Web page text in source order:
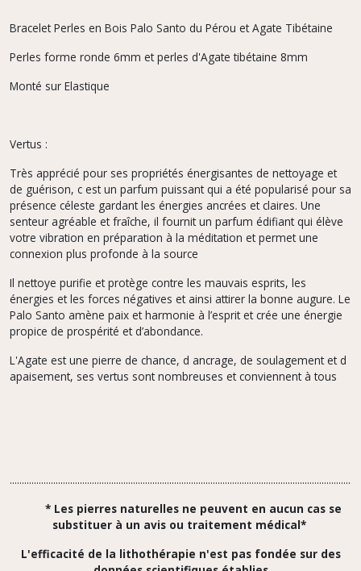
Bracelet Perles en Bois Palo Santo du Pérou et Agate Tibétaine
Perles forme ronde 6mm et perles d'Agate tibétaine 8mm
Monté sur Elastique
Vertus :
Très apprécié pour ses propriétés énergisantes de nettoyage et
de guérison, c est un parfum puissant qui a été popularisé pour sa
présence céleste gardant les énergies ancrées et claires. Une
senteur agréable et fraîche, il fournit un parfum édifiant qui élève
votre vibration en préparation à la méditation et permet une
connexion plus profonde à la source
Il nettoye purifie et protège contre les mauvais esprits, les
énergies et les forces négatives et ainsi attirer la bonne augure. Le
Palo Santo amène paix et harmonie à l’esprit et crée une énergie
propice de prospérité et d’abondance.
L'Agate est une pierre de chance, d ancrage, de soulagement et d
apaisement, ses vertus sont nombreuses et conviennent à tous
* Les pierres naturelles ne peuvent en aucun cas se
substituer à un avis ou traitement médical*
L'efficacité de la lithothérapie n'est pas fondée sur des